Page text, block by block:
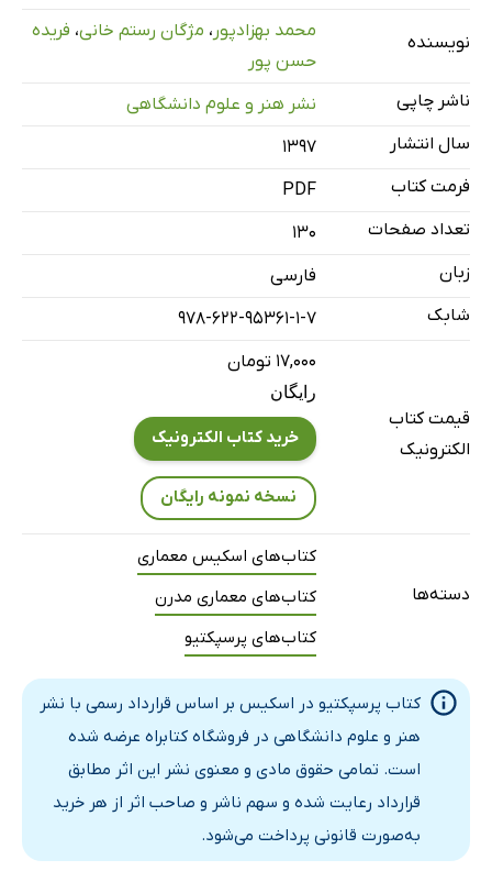
فصل سوم: پرسپکتیو جزئیات
فصل پنجم: ترسیم اجزای غیر فنی
نویسنده
محمد بهزادپور ، مژگان رستم خانی، فریده
حسن پور
ناشر چاپی
نشر هنر و علوم دانشگاهی
سال انتشار
۱۳۹۷
فرمت کتاب
PDF
تعداد صفحات
130
زبان
فارسی
شابک
978-622-95361-1-7
قیمت کتاب
الکترونیک
۱۷,۰۰۰ تومان
رایگان
خرید کتاب الکترونیک
نسخه نمونه رایگان
دسته‌ها
کتاب‌های اسکیس معماری
کتاب‌های معماری مدرن
کتاب‌های پرسپکتیو
کتاب پرسپکتیو در اسکیس بر اساس قرارداد رسمی با نشر
هنر و علوم دانشگاهی در فروشگاه کتابراه عرضه شده
است. تمامی حقوق مادی و معنوی نشر این اثر مطابق
قرارداد رعایت شده و سهم ناشر و صاحب اثر از هر خرید
به‌صورت قانونی پرداخت می‌شود.